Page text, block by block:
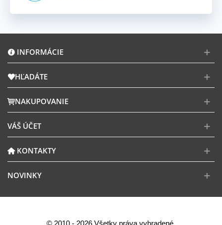
INFORMÁCIE
HĽADÁTE
NAKUPOVANIE
VÁŠ ÚČET
KONTAKTY
NOVINKY